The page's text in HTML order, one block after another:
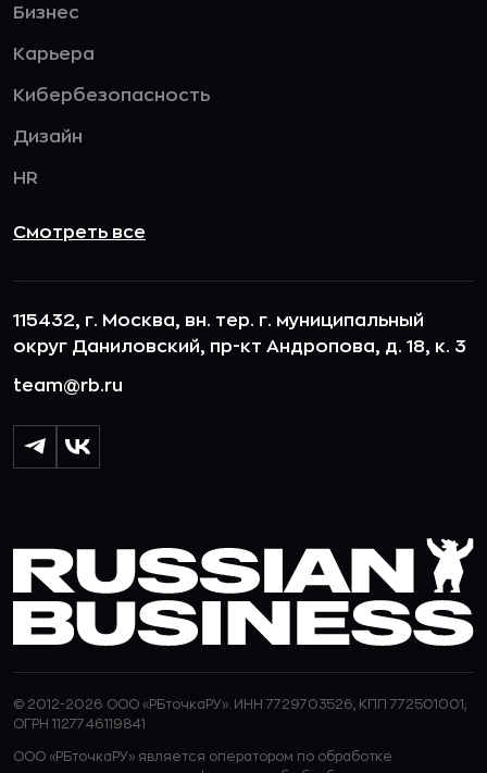
Бизнес
Карьера
Кибербезопасность
Дизайн
HR
Смотреть все
115432, г. Москва, вн. тер. г. муниципальный
округ Даниловский, пр-кт Андропова, д. 18, к. 3
team@rb.ru
© 2012-2026 ООО «РБточкаРУ». ИНН 7729703526, КПП 772501001,
ОГРН 1127746119841
ООО «РБточкаРУ» является оператором по обработке